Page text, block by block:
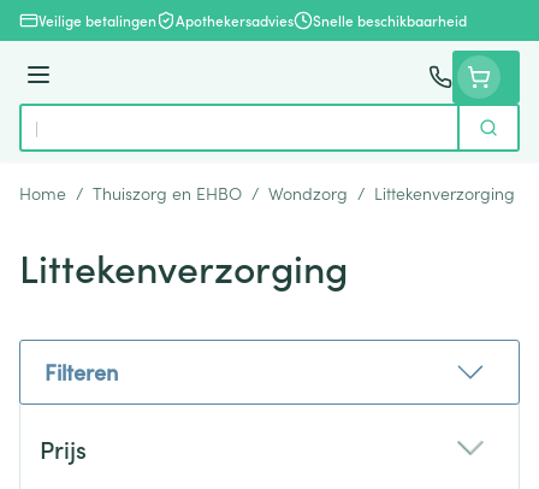
Ga naar de inhoud
Veilige betalingen Apothekersadvies Snelle beschikbaarheid
Menu
Product, merk, categorie...
Zoek
Home / Thuiszorg en EHBO / Wondzorg / Littekenverzorging
Littekenverzorging
Filteren
Prijs